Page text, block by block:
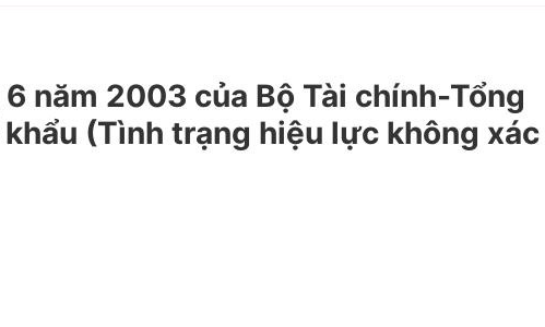
năm 2003 của Bộ Tài chính-Tổng
(Tình trạng hiệu lực không xác